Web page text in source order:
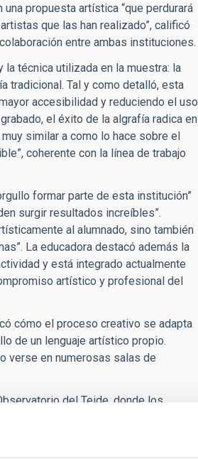
propuesta artística “que perdurará
que las han realizado”, calificó
entre ambas instituciones.
técnica utilizada en la muestra: la
tradicional. Tal y como detalló, esta
accesibilidad y reduciendo el uso
el éxito de la algrafía radica en
similar a como lo hace sobre el
coherente con la línea de trabajo
formar parte de esta institución”
surgir resultados increíbles”.
al alumnado, sino también
La educadora destacó además la
y está integrado actualmente
artístico y profesional del
cómo el proceso creativo se adapta
de un lenguaje artístico propio.
verse en numerosas salas de
del Teide, donde los
el paisaje natural de alta montaña. A
serie de estampas que ofrecen una
de Canarias.